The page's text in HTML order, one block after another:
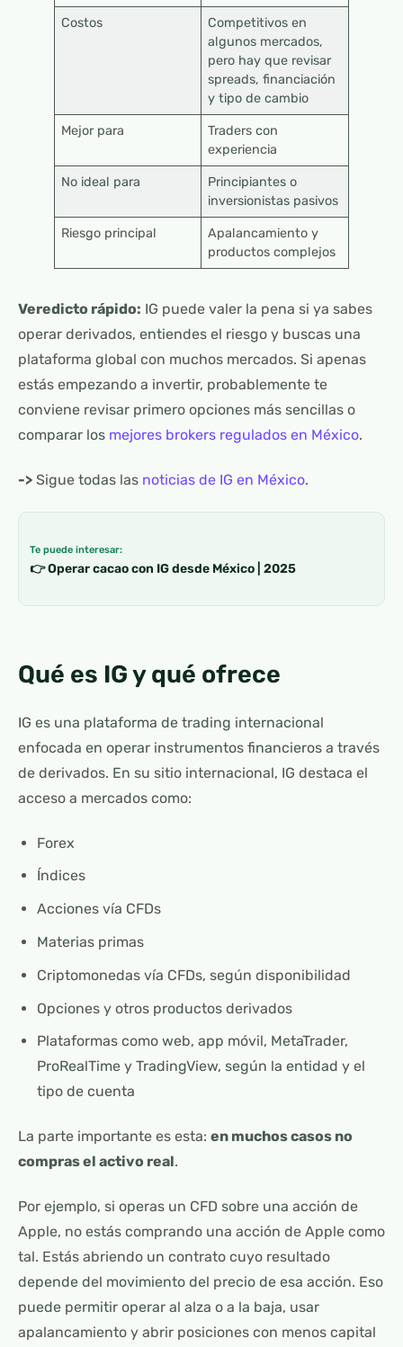
Costos
Competitivos en
algunos mercados,
pero hay que revisar
spreads, financiación
y tipo de cambio
Mejor para
Traders con
experiencia
No ideal para
Principiantes o
inversionistas pasivos
Riesgo principal
Apalancamiento y
productos complejos
Veredicto rápido: IG puede valer la pena si ya sabes
operar derivados, entiendes el riesgo y buscas una
plataforma global con muchos mercados. Si apenas
estás empezando a invertir, probablemente te
conviene revisar primero opciones más sencillas o
comparar los mejores brokers regulados en México.
-> Sigue todas las noticias de IG en México.
Te puede interesar:
👉 Operar cacao con IG desde México | 2025
Qué es IG y qué ofrece
IG es una plataforma de trading internacional
enfocada en operar instrumentos financieros a través
de derivados. En su sitio internacional, IG destaca el
acceso a mercados como:
Forex
Índices
Acciones vía CFDs
Materias primas
Criptomonedas vía CFDs, según disponibilidad
Opciones y otros productos derivados
Plataformas como web, app móvil, MetaTrader,
ProRealTime y TradingView, según la entidad y el
tipo de cuenta
La parte importante es esta: en muchos casos no
compras el activo real.
Por ejemplo, si operas un CFD sobre una acción de
Apple, no estás comprando una acción de Apple como
tal. Estás abriendo un contrato cuyo resultado
depende del movimiento del precio de esa acción. Eso
puede permitir operar al alza o a la baja, usar
apalancamiento y abrir posiciones con menos capital